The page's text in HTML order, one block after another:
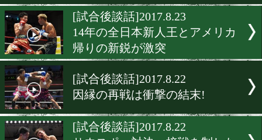
[試合後談話]2017.8.23
激闘ルーキーVS中部の倒
[試合後談話]2017.8.23
未来の世界王者候補対決!